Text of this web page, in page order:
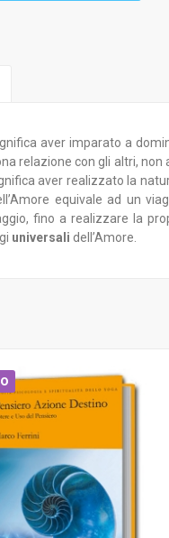
aver imparato a
relazione con gli altri,
aver realizzato la
equivale ad un
fino a realizzare la
universali dell’Amore.